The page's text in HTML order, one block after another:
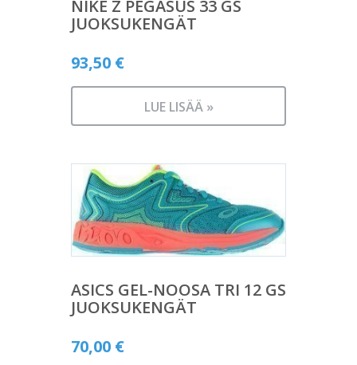
NIKE Z PEGASUS 33 GS
JUOKSUKENGÄT
93,50 €
LUE LISÄÄ »
ASICS GEL-NOOSA TRI 12 GS
JUOKSUKENGÄT
70,00 €